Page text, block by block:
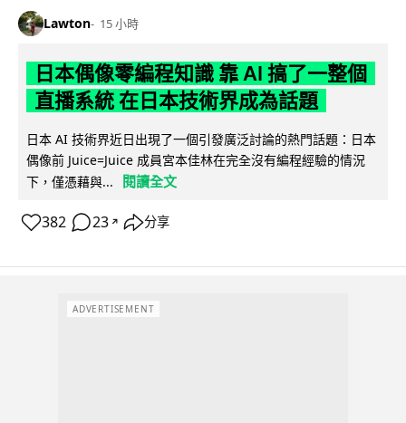
Lawton 15 小時
日本偶像零編程知識 靠 AI 搞了一整個
直播系統 在日本技術界成為話題
日本 AI 技術界近日出現了一個引發廣泛討論的熱門話題：日本
偶像前 Juice=Juice 成員宮本佳林在完全沒有編程經驗的情況
下，僅憑藉與...
閱讀全文
382 23 ↗ 分享
ADVERTISEMENT